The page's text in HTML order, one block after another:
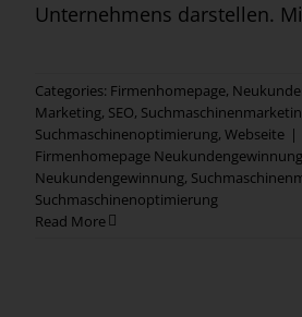
Unternehmens darstellen.
Categories: Firmenhomepage,
Marketing, SEO,
Suchmaschinenoptimierung, Webseite |
Firmenhomepage Neukundengewinnung
Neukundengewinnung,
Suchmaschinenoptimierung
Read More